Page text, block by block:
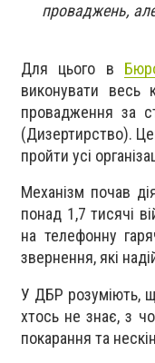
проваджень,
Для цього в
виконувати весь
провадження за
(Дизертирство).
пройти усі
Механізм почав
понад 1,7 тисячі
на телефонну
звернення, які
У ДБР розуміють,
хтось не знає, з
покарання та